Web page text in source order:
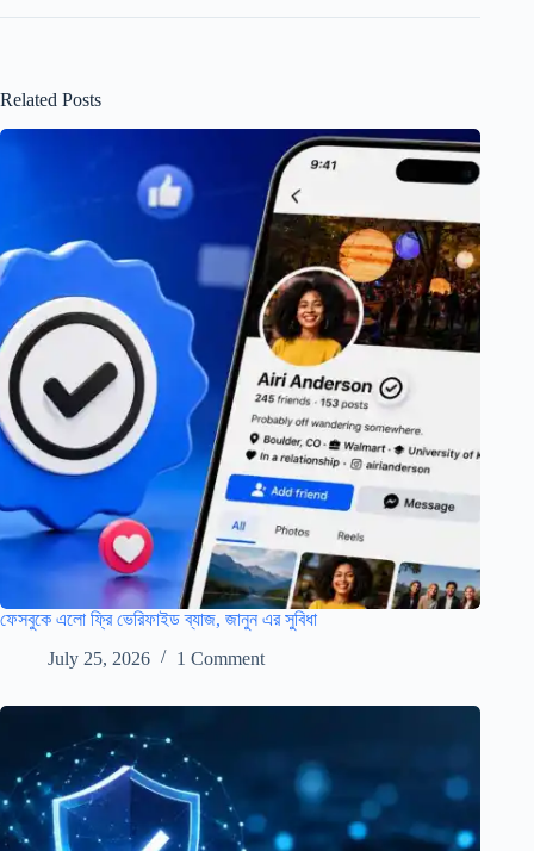
Related Posts
ফেসবুকে এলো ফ্রি ভেরিফাইড ব্যাজ, জানুন এর সুবিধা
July 25, 2026
1 Comment